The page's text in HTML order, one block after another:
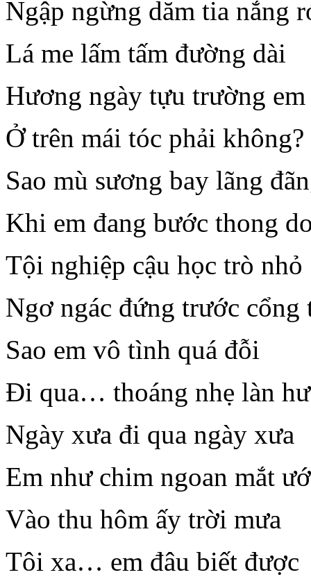
Ngập ngừng dăm tia nắng
Lá me lấm tấm đường dài
Hương ngày tựu trường
Ở trên mái tóc phải không?
Sao mù sương bay lãng
Khi em đang bước thong
Tội nghiệp cậu học trò nhỏ
Ngơ ngác đứng trước cổng
Sao em vô tình quá đỗi
Đi qua… thoáng nhẹ làn
Ngày xưa đi qua ngày xưa
Em như chim ngoan mắt
Vào thu hôm ấy trời mưa
Tôi xa… em đâu biết được